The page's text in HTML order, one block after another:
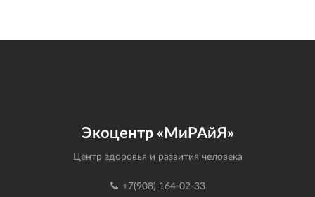
Экоцентр «МиРАйЯ»
Центр здоровья и развития человека
+7(908) 164-02-33